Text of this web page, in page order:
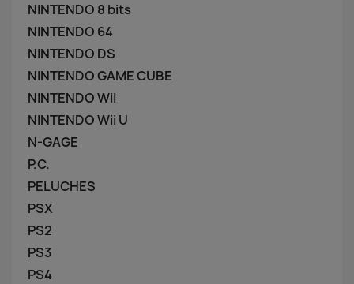
NINTENDO 8 bits
NINTENDO 64
NINTENDO DS
NINTENDO GAME CUBE
NINTENDO Wii
NINTENDO Wii U
N-GAGE
P.C.
PELUCHES
PSX
PS2
PS3
PS4